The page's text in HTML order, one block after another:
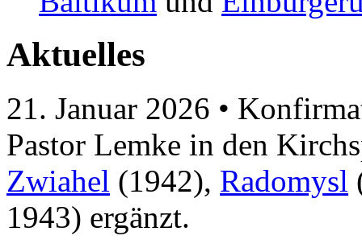
Aktuelles
21. Januar 2026 •
Pastor Lemke in den
Zwiahel (1942), Radomysl
1943) ergänzt.